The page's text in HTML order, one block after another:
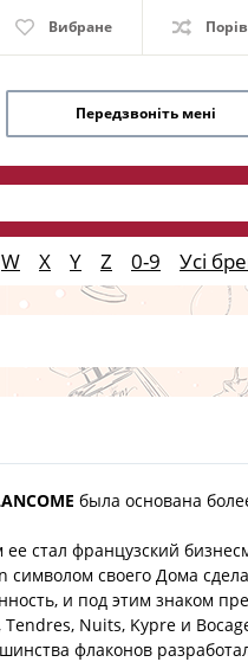
Вибране
Передзвоніть мені
W X Y Z 0-9 Усі
была основана
стал французский
символом своего Дома
и под этим знаком
Nuits, Kypre и
флаконов разработал